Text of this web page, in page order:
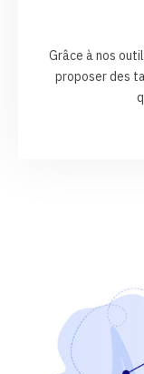
Grâce à nos
proposer des